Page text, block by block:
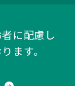
に配慮し
ます。